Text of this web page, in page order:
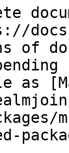
of
as